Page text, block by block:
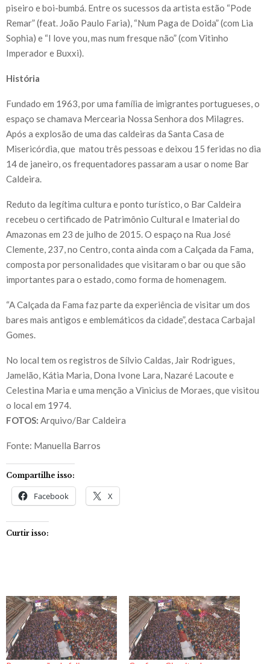
piseiro e boi-bumbá. Entre os sucessos da artista estão “Pode
Remar” (feat. João Paulo Faria), “Num Paga de Doida” (com Lia
Sophia) e “I love you, mas num fresque não” (com Vitinho
Imperador e Buxxi).
História
Fundado em 1963, por uma família de imigrantes portugueses, o
espaço se chamava Mercearia Nossa Senhora dos Milagres.
Após a explosão de uma das caldeiras da Santa Casa de
Misericórdia, que matou três pessoas e deixou 15 feridas no dia
14 de janeiro, os frequentadores passaram a usar o nome Bar
Caldeira.
Reduto da legítima cultura e ponto turístico, o Bar Caldeira
recebeu o certificado de Patrimônio Cultural e Imaterial do
Amazonas em 23 de julho de 2015. O espaço na Rua José
Clemente, 237, no Centro, conta ainda com a Calçada da Fama,
composta por personalidades que visitaram o bar ou que são
importantes para o estado, como forma de homenagem.
“A Calçada da Fama faz parte da experiência de visitar um dos
bares mais antigos e emblemáticos da cidade”, destaca Carbajal
Gomes.
No local tem os registros de Sílvio Caldas, Jair Rodrigues,
Jamelão, Kátia Maria, Dona Ivone Lara, Nazaré Lacoute e
Celestina Maria e uma menção a Vinicius de Moraes, que visitou
o local em 1974.
FOTOS: Arquivo/Bar Caldeira
Fonte: Manuella Barros
Compartilhe isso:
Facebook X
Curtir isso: